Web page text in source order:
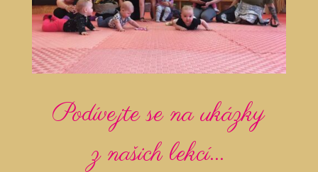
Podívejte se na ukázky
z našich lekcí...